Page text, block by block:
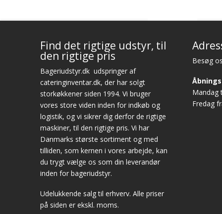
Find det rigtige udstyr, til
den rigtige pris
Bageriudstyr.dk udspringer af
cateringinventar.dk, der har solgt
storkøkkener siden 1994. Vi bruger
vores store viden inden for indkøb og
logistik, og vi sikrer dig derfor de rigtige
maskiner, til den rigtige pris. Vi har
Danmarks største sortiment og med
tilliden, som kernen i vores arbejde, kan
du trygt vælge os som din leverandør
inden for bageriudstyr.
Udelukkende salg til erhverv. Alle priser
på siden er ekskl. moms.
Besøg
Mandag
Fredag